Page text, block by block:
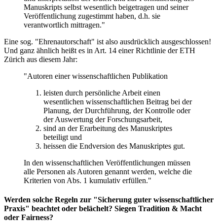
Manuskripts selbst wesentlich beigetragen und seiner
Veröffentlichung zugestimmt haben, d.h. sie
verantwortlich mittragen."
Eine sog. "Ehrenautorschaft" ist also ausdrücklich ausgeschlossen!
Und ganz ähnlich heißt es in Art. 14 einer Richtlinie der ETH
Zürich aus diesem Jahr:
"Autoren einer wissenschaftlichen Publikation
leisten durch persönliche Arbeit einen
wesentlichen wissenschaftlichen Beitrag bei der
Planung, der Durchführung, der Kontrolle oder
der Auswertung der Forschungsarbeit,
sind an der Erarbeitung des Manuskriptes
beteiligt und
heissen die Endversion des Manuskriptes gut.
In den wissenschaftlichen Veröffentlichungen müssen
alle Personen als Autoren genannt werden, welche die
Kriterien von Abs. 1 kumulativ erfüllen."
Werden solche Regeln zur "Sicherung guter wissenschaftlicher
Praxis" beachtet oder belächelt? Siegen Tradition & Macht
oder Fairness?